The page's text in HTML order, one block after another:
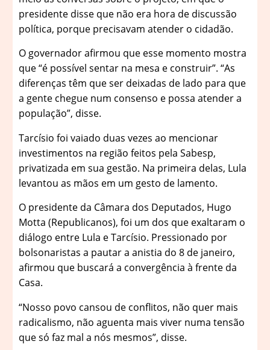
presidente disse que não era hora de discussão
política, porque precisavam atender o cidadão.
O governador afirmou que esse momento mostra
que “é possível sentar na mesa e construir”. “As
diferenças têm que ser deixadas de lado para que
a gente chegue num consenso e possa atender a
população”, disse.
Tarcísio foi vaiado duas vezes ao mencionar
investimentos na região feitos pela Sabesp,
privatizada em sua gestão. Na primeira delas, Lula
levantou as mãos em um gesto de lamento.
O presidente da Câmara dos Deputados, Hugo
Motta (Republicanos), foi um dos que exaltaram o
diálogo entre Lula e Tarcísio. Pressionado por
bolsonaristas a pautar a anistia do 8 de janeiro,
afirmou que buscará a convergência à frente da
Casa.
“Nosso povo cansou de conflitos, não quer mais
radicalismo, não aguenta mais viver numa tensão
que só faz mal a nós mesmos”, disse.